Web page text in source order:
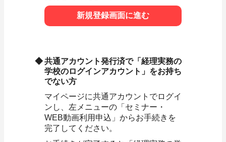
新規登録画面に進む
共通アカウント発行済で「経理実務の
学校のログインアカウント」をお持ち
でない方
マイページに共通アカウントでログイ
ンし、左メニューの「セミナー・
WEB動画利用申込」からお手続きを
完了してください。